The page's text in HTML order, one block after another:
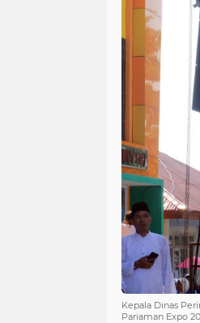
Kepala Dinas
Pariaman Expo